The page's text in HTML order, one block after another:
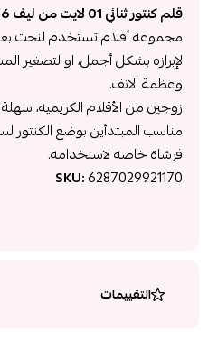
قلم كنتور ثنائي 01 لايت من ليف 7.6ج :
مجموعه أقلام تستخدم لنحت
لإبرازه بشكل أجمل، او لتصغير
وعظمة الانف.
زوجين من الأقلام الكريميه،
مناسب المبتدأين بوضع الكنتور
فرشاة خاصه لاستخدامه.
SKU:6287029921170
التقييمات